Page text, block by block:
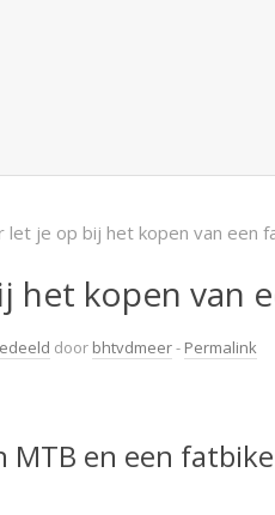
let je op bij het kopen van een
het kopen van
door bhtvdmeer- Permalink
MTB en een